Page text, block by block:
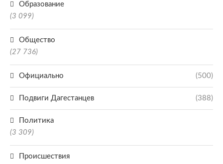
Образование
(3 099)
Общество
(27 736)
Официально (500)
Подвиги Дагестанцев (388)
Политика
(3 309)
Происшествия